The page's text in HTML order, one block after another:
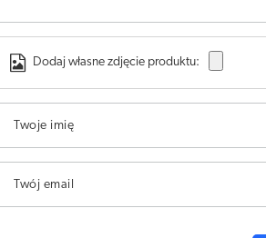
Dodaj własne zdjęcie produktu:
Twoje imię
Twój email